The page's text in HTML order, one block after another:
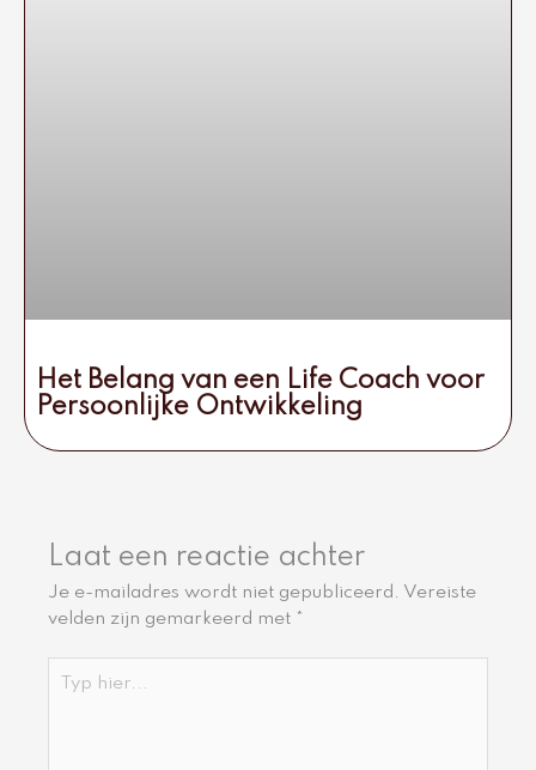
Het Belang van een Life Coach voor
Persoonlijke Ontwikkeling
Laat een reactie achter
Je e-mailadres wordt niet gepubliceerd. Vereiste
velden zijn gemarkeerd met *
hier...